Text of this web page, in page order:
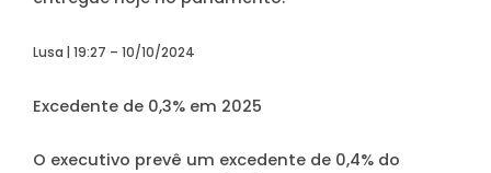
Lusa | 19:27 – 10/10/2024
Excedente de 0,3% em 2025
O executivo prevê um excedente de 0,4% do